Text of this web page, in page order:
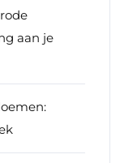
aan je